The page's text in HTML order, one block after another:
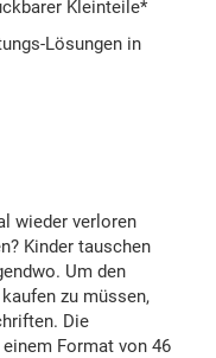
Kleinteile*
Lösungen in
wieder verloren
Kinder tauschen
Um den
zu müssen,
Die
Format von 46